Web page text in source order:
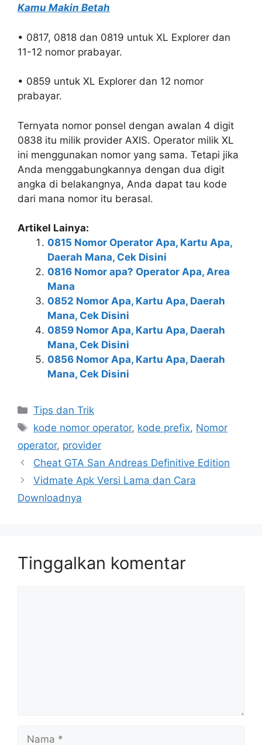
Kamu Makin Betah
• 0817, 0818 dan 0819 untuk XL Explorer dan
11-12 nomor prabayar.
• 0859 untuk XL Explorer dan 12 nomor
prabayar.
Ternyata nomor ponsel dengan awalan 4 digit
0838 itu milik provider AXIS. Operator milik XL
ini menggunakan nomor yang sama. Tetapi jika
Anda menggabungkannya dengan dua digit
angka di belakangnya, Anda dapat tau kode
dari mana nomor itu berasal.
Artikel Lainya:
0815 Nomor Operator Apa, Kartu Apa,
Daerah Mana, Cek Disini
0816 Nomor apa? Operator Apa, Area
Mana
0852 Nomor Apa, Kartu Apa, Daerah
Mana, Cek Disini
0859 Nomor Apa, Kartu Apa, Daerah
Mana, Cek Disini
0856 Nomor Apa, Kartu Apa, Daerah
Mana, Cek Disini
Kategori
Tips dan Trik
Tag
kode nomor operator, kode prefix, Nomor
operator, provider
Cheat GTA San Andreas Definitive Edition
Vidmate Apk Versi Lama dan Cara
Downloadnya
Tinggalkan komentar
Nama